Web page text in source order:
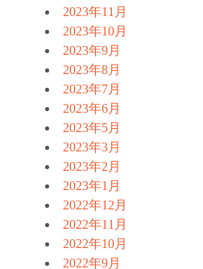
2023年11月
2023年10月
2023年9月
2023年8月
2023年7月
2023年6月
2023年5月
2023年3月
2023年2月
2023年1月
2022年12月
2022年11月
2022年10月
2022年9月